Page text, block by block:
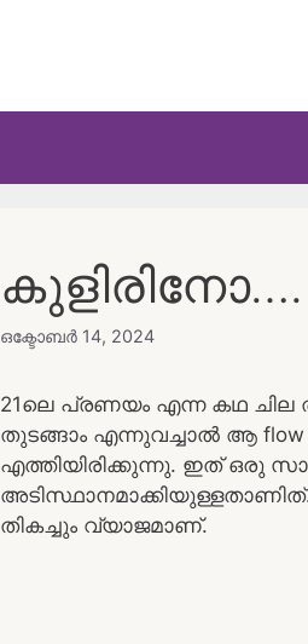
ഒക്ടോബർ 14, 2024
21ലെ പ്രണയം എന്ന കഥ ചില
തുടങ്ങാം എന്നുവച്ചാൽ ആ
എത്തിയിരിക്കുന്നു. ഇത് ഒരു
തികച്ചും വ്യാജമാണ്.